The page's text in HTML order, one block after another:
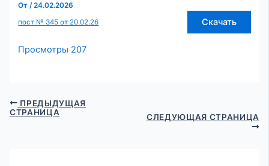
От/24.02.2026
пост № 345 от 20.02.26
Скачать
Просмотры 207
ПРЕДЫДУЩАЯ
СТРАНИЦА
СЛЕДУЮЩАЯ СТРАНИЦА